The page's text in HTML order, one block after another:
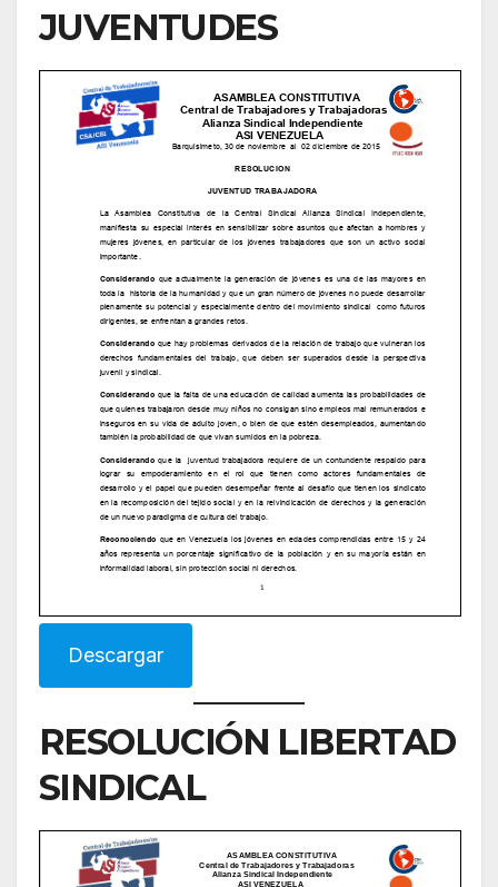
JUVENTUDES
Descargar
RESOLUCIÓN LIBERTAD
SINDICAL